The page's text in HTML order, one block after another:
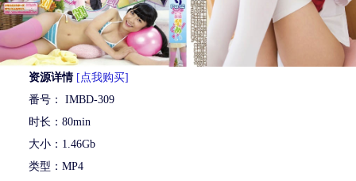
资源详情 [点我购买]
番号： IMBD-309
时长：80min
大小：1.46Gb
类型：MP4